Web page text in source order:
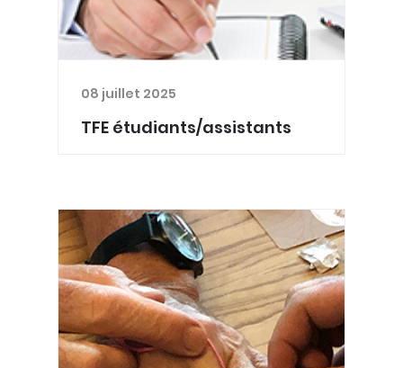
08 juillet 2025
TFE étudiants/assistants
enquêtes de votre choix ci-dessous :
07/2026 : Louis CHIARADIA (master en
kiné à la HEPL) réalise enquête auprès
des médecins généralis...